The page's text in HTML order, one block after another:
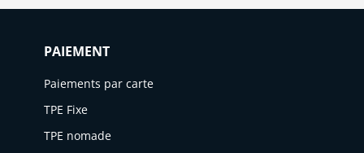
PAIEMENT
Paiements par carte
TPE Fixe
TPE nomade